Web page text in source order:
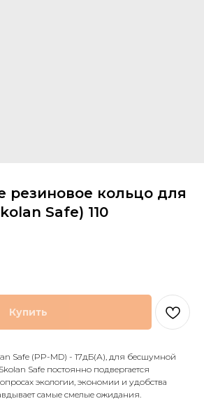
резиновое кольцо для
Safe) 110
Купить
Safe (PP-MD) - 17дБ(А), для бесшумной
Safe постоянно подвергается
экологии, экономии и удобства
самые смелые ожидания.